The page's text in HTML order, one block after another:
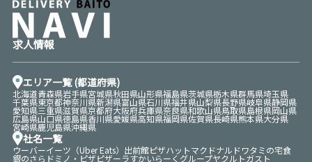
求人情報
エリア一覧 (都道府県)
北海道青森県岩手県宮城県秋田県山形県福島県茨城県栃木県群馬県埼玉県
千葉県東京都神奈川県新潟県富山県石川県福井県山梨県長野県岐阜県静岡県
愛知県三重県滋賀県京都府大阪府兵庫県奈良県和歌山県鳥取県島根県岡山県
広島県山口県徳島県香川県愛媛県高知県福岡県佐賀県長崎県熊本県大分県
宮崎県鹿児島県沖縄県
社名一覧
ウーバーイーツ（Uber Eats） 出前館ピザハットマクドナルドワタミの宅食
銀のさら ドミノ・ピザピザーラすかいらーくグループヤクルトガスト